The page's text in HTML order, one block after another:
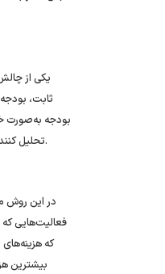
یکی از
بودجه به‌صورت
تحلیل کنند و بدانند که چقدر از تغییر هزینه‌ها ناشی از تغییر در حجم تولید بوده و چقدر ناشی از عدم کارایی یا افزایش قیمت‌ها بوده است.
در این روش
فعالیت‌هایی
که
بیشترین